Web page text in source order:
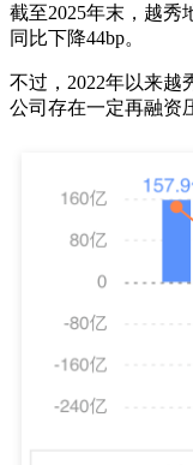
截至2025年末，越秀
同比下降44bp。
不过，2022年以来越
公司存在一定再融资